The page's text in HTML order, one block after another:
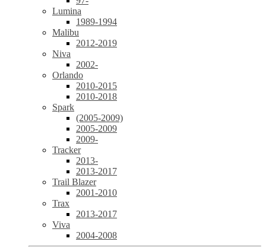
Lumina
1989-1994
Malibu
2012-2019
Niva
2002-
Orlando
2010-2015
2010-2018
Spark
(2005-2009)
2005-2009
2009-
Tracker
2013-
2013-2017
Trail Blazer
2001-2010
Trax
2013-2017
Viva
2004-2008